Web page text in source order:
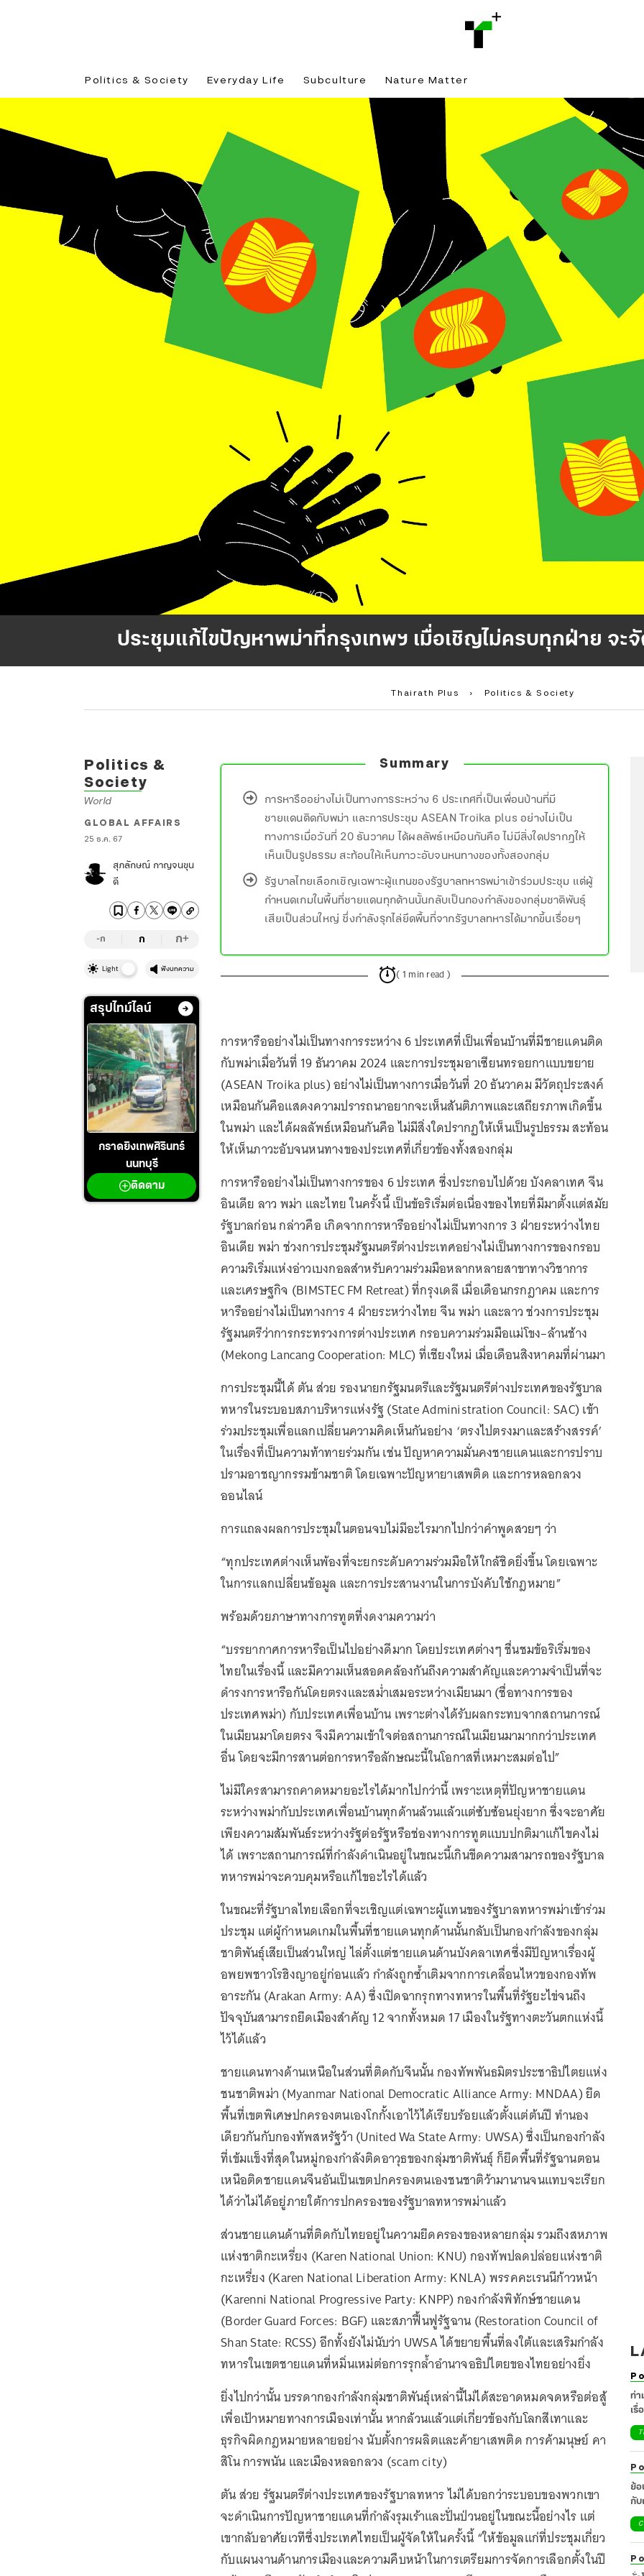
Politics & Society Everyday Life Subculture Nature Matter
ประชุมแก้ไขปัญหาพม่าที่กรุงเทพฯ เมื่อเชิญไม่ครบทุกฝ่าย จะ
Thairath Plus › Politics & Society
Politics &
Society
World
GLOBAL AFFAIRS
25 ธ.ค. 67
สุภลักษณ์ กาญจนขุน
ดี
-ก ก ก+
Light ฟังบทความ
สรุปไทม์ไลน์
กราดยิงเทพศิรินทร์
นนทบุรี
ติดตาม
ท่า
เรื่
ย้อ
กับแ
เยี
Summary
การหารืออย่างไม่เป็นทางการระหว่าง 6 ประเทศที่เป็นเพื่อนบ้านที่มี
ชายแดนติดกับพม่า และการประชุม ASEAN Troika plus อย่างไม่เป็น
ทางการเมื่อวันที่ 20 ธันวาคม ได้ผลลัพธ์เหมือนกันคือ ไม่มีสิ่งใดปรากฏให้
เห็นเป็นรูปธรรม สะท้อนให้เห็นภาวะอับจนหนทางของทั้งสองกลุ่ม
รัฐบาลไทยเลือกเชิญเฉพาะผู้แทนของรัฐบาลทหารพม่าเข้าร่วมประชุม แต่ผู้
กำหนดเกมในพื้นที่ชายแดนทุกด้านนั้นกลับเป็นกองกำลังของกลุ่มชาติพันธุ์
เสียเป็นส่วนใหญ่ ซึ่งกำลังรุกไล่ยึดพื้นที่จากรัฐบาลทหารได้มากขึ้นเรื่อยๆ
( 1 min read )
การหารืออย่างไม่เป็นทางการระหว่าง 6 ประเทศที่เป็นเพื่อนบ้านที่มีชายแดนติด
กับพม่าเมื่อวันที่ 19 ธันวาคม 2024 และการประชุมอาเซียนทรอยกาแบบขยาย
(ASEAN Troika plus) อย่างไม่เป็นทางการเมื่อวันที่ 20 ธันวาคม มีวัตถุประสงค์
เหมือนกันคือแสดงความปรารถนาอยากจะเห็นสันติภาพและเสถียรภาพเกิดขึ้น
ในพม่า และได้ผลลัพธ์เหมือนกันคือ ไม่มีสิ่งใดปรากฏให้เห็นเป็นรูปธรรม สะท้อน
ให้เห็นภาวะอับจนหนทางของประเทศที่เกี่ยวข้องทั้งสองกลุ่ม
การหารืออย่างไม่เป็นทางการของ 6 ประเทศ ซึ่งประกอบไปด้วย บังคลาเทศ จีน
อินเดีย ลาว พม่า และไทย ในครั้งนี้ เป็นข้อริเริ่มต่อเนื่องของไทยที่มีมาตั้งแต่สมัย
รัฐบาลก่อน กล่าวคือ เกิดจากการหารืออย่างไม่เป็นทางการ 3 ฝ่ายระหว่างไทย
อินเดีย พม่า ช่วงการประชุมรัฐมนตรีต่างประเทศอย่างไม่เป็นทางการของกรอบ
ความริเริ่มแห่งอ่าวเบงกอลสำหรับความร่วมมือหลากหลายสาขาทางวิชาการ
และเศรษฐกิจ (BIMSTEC FM Retreat) ที่กรุงเดลี เมื่อเดือนกรกฎาคม และการ
หารืออย่างไม่เป็นทางการ 4 ฝ่ายระหว่างไทย จีน พม่า และลาว ช่วงการประชุม
รัฐมนตรีว่าการกระทรวงการต่างประเทศ กรอบความร่วมมือแม่โขง–ล้านช้าง
(Mekong Lancang Cooperation: MLC) ที่เชียงใหม่ เมื่อเดือนสิงหาคมที่ผ่านมา
การประชุมนี้ได้ ตัน ส่วย รองนายกรัฐมนตรีและรัฐมนตรีต่างประเทศของรัฐบาล
ทหารในระบอบสภาบริหารแห่งรัฐ (State Administration Council: SAC) เข้า
ร่วมประชุมเพื่อแลกเปลี่ยนความคิดเห็นกันอย่าง ‘ตรงไปตรงมาและสร้างสรรค์’
ในเรื่องที่เป็นความท้าทายร่วมกัน เช่น ปัญหาความมั่นคงชายแดนและการปราบ
ปรามอาชญากรรมข้ามชาติ โดยเฉพาะปัญหายาเสพติด และการหลอกลวง
ออนไลน์
การแถลงผลการประชุมในตอนจบไม่มีอะไรมากไปกว่าคำพูดสวยๆ ว่า
“ทุกประเทศต่างเห็นพ้องที่จะยกระดับความร่วมมือให้ใกล้ชิดยิ่งขึ้น โดยเฉพาะ
ในการแลกเปลี่ยนข้อมูล และการประสานงานในการบังคับใช้กฎหมาย”
พร้อมด้วยภาษาทางการทูตที่งดงามความว่า
“บรรยากาศการหารือเป็นไปอย่างดีมาก โดยประเทศต่างๆ ชื่นชมข้อริเริ่มของ
ไทยในเรื่องนี้ และมีความเห็นสอดคล้องกันถึงความสำคัญและความจำเป็นที่จะ
ดำรงการหารือกันโดยตรงและสม่ำเสมอระหว่างเมียนมา (ชื่อทางการของ
ประเทศพม่า) กับประเทศเพื่อนบ้าน เพราะต่างได้รับผลกระทบจากสถานการณ์
ในเมียนมาโดยตรง จึงมีความเข้าใจต่อสถานการณ์ในเมียนมามากกว่าประเทศ
อื่น โดยจะมีการสานต่อการหารือลักษณะนี้ในโอกาสที่เหมาะสมต่อไป”
ไม่มีใครสามารถคาดหมายอะไรได้มากไปกว่านี้ เพราะเหตุที่ปัญหาชายแดน
ระหว่างพม่ากับประเทศเพื่อนบ้านทุกด้านล้วนแล้วแต่ซับซ้อนยุ่งยาก ซึ่งจะอาศัย
เพียงความสัมพันธ์ระหว่างรัฐต่อรัฐหรือช่องทางการทูตแบบปกติมาแก้ไขคงไม่
ได้ เพราะสถานการณ์ที่กำลังดำเนินอยู่ในขณะนี้เกินขีดความสามารถของรัฐบาล
ทหารพม่าจะควบคุมหรือแก้ไขอะไรได้แล้ว
ในขณะที่รัฐบาลไทยเลือกที่จะเชิญแต่เฉพาะผู้แทนของรัฐบาลทหารพม่าเข้าร่วม
ประชุม แต่ผู้กำหนดเกมในพื้นที่ชายแดนทุกด้านนั้นกลับเป็นกองกำลังของกลุ่ม
ชาติพันธุ์เสียเป็นส่วนใหญ่ ไล่ตั้งแต่ชายแดนด้านบังคลาเทศซึ่งมีปัญหาเรื่องผู้
อพยพชาวโรฮิงญาอยู่ก่อนแล้ว กำลังถูกซ้ำเติมจากการเคลื่อนไหวของกองทัพ
อาระกัน (Arakan Army: AA) ซึ่งเปิดฉากรุกทางทหารในพื้นที่รัฐยะไข่จนถึง
ปัจจุบันสามารถยึดเมืองสำคัญ 12 จากทั้งหมด 17 เมืองในรัฐทางตะวันตกแห่งนี้
ไว้ได้แล้ว
ชายแดนทางด้านเหนือในส่วนที่ติดกับจีนนั้น กองทัพพันธมิตรประชาธิปไตยแห่ง
ชนชาติพม่า (Myanmar National Democratic Alliance Army: MNDAA) ยึด
พื้นที่เขตพิเศษปกครองตนเองโกกั้งเอาไว้ได้เรียบร้อยแล้วตั้งแต่ต้นปี ทำนอง
เดียวกันกับกองทัพสหรัฐว้า (United Wa State Army: UWSA) ซึ่งเป็นกองกำลัง
ที่เข้มแข็งที่สุดในหมู่กองกำลังติดอาวุธของกลุ่มชาติพันธุ์ ก็ยึดพื้นที่รัฐฉานตอน
เหนือติดชายแดนจีนอันเป็นเขตปกครองตนเองชนชาติว้ามานานจนแทบจะเรียก
ได้ว่าไม่ได้อยู่ภายใต้การปกครองของรัฐบาลทหารพม่าแล้ว
ส่วนชายแดนด้านที่ติดกับไทยอยู่ในความยึดครองของหลายกลุ่ม รวมถึงสหภาพ
แห่งชาติกะเหรี่ยง (Karen National Union: KNU) กองทัพปลดปล่อยแห่งชาติ
กะเหรี่ยง (Karen National Liberation Army: KNLA) พรรคคะเรนนีก้าวหน้า
(Karenni National Progressive Party: KNPP) กองกำลังพิทักษ์ชายแดน
(Border Guard Forces: BGF) และสภาฟื้นฟูรัฐฉาน (Restoration Council of
Shan State: RCSS) อีกทั้งยังไม่นับว่า UWSA ได้ขยายพื้นที่ลงใต้และเสริมกำลัง
ทหารในเขตชายแดนที่หมิ่นเหม่ต่อการรุกล้ำอำนาจอธิปไตยของไทยอย่างยิ่ง
ยิ่งไปกว่านั้น บรรดากองกำลังกลุ่มชาติพันธุ์เหล่านี้ไม่ได้สะอาดหมดจดหรือต่อสู้
เพื่อเป้าหมายทางการเมืองเท่านั้น หากล้วนแล้วแต่เกี่ยวข้องกับโลกสีเทาและ
ธุรกิจผิดกฎหมายหลายอย่าง นับตั้งการผลิตและค้ายาเสพติด การค้ามนุษย์ คา
สิโน การพนัน และเมืองหลอกลวง (scam city)
ตัน ส่วย รัฐมนตรีต่างประเทศของรัฐบาลทหาร ไม่ได้บอกว่าระบอบของพวกเขา
จะดำเนินการปัญหาชายแดนที่กำลังรุมเร้าและปั่นป่วนอยู่ในขณะนี้อย่างไร แต่
เขากลับอาศัยเวทีซึ่งประเทศไทยเป็นผู้จัดให้ในครั้งนี้ “ให้ข้อมูลแก่ที่ประชุมเกี่ยว
กับแผนงานด้านการเมืองและความคืบหน้าในการเตรียมการจัดการเลือกตั้งในปี